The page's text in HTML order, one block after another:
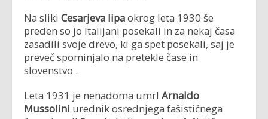
Na sliki Cesarjeva lipaokrog leta 1930 še
preden so jo Italijani posekali in za nekaj časa
zasadili svoje drevo, ki ga spet posekali, saj je
preveč spominjalo na pretekle čase in
slovenstvo .
Leta 1931 je nenadoma umrl Arnaldo
Mussolini urednik osrednjega fašističnega